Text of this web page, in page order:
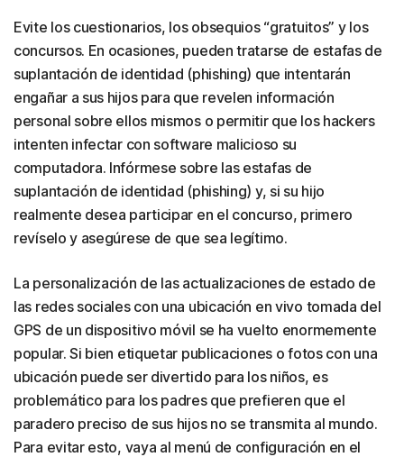
Evite los cuestionarios, los obsequios “gratuitos” y los
concursos. En ocasiones, pueden tratarse de estafas de
suplantación de identidad (phishing) que intentarán
engañar a sus hijos para que revelen información
personal sobre ellos mismos o permitir que los hackers
intenten infectar con software malicioso su
computadora. Infórmese sobre las estafas de
suplantación de identidad (phishing) y, si su hijo
realmente desea participar en el concurso, primero
revíselo y asegúrese de que sea legítimo.
La personalización de las actualizaciones de estado de
las redes sociales con una ubicación en vivo tomada del
GPS de un dispositivo móvil se ha vuelto enormemente
popular. Si bien etiquetar publicaciones o fotos con una
ubicación puede ser divertido para los niños, es
problemático para los padres que prefieren que el
paradero preciso de sus hijos no se transmita al mundo.
Para evitar esto, vaya al menú de configuración en el